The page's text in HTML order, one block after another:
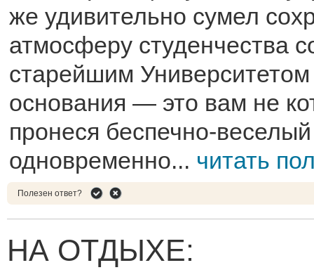
же удивительно сумел
атмосферу студенчества
старейшим Университетом
основания — это вам не
пронеся беспечно-
одновременно... читать
Полезен ответ?
НА ОТДЫХЕ: